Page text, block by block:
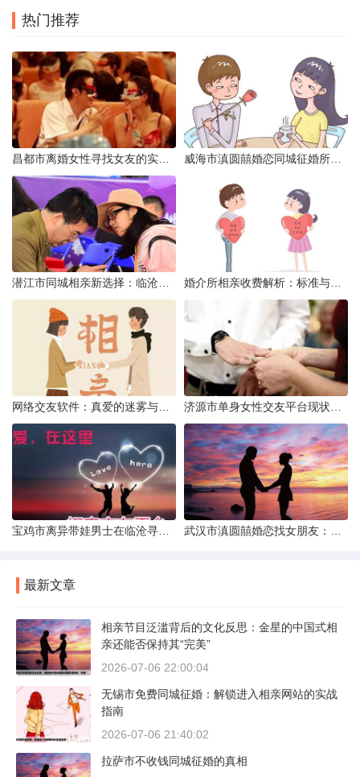
热门推荐
最新文章
相亲节目泛滥背后的文化反思：金星的中国式相
亲还能否保持其“完美”
2026-07-06 22:00:04
无锡市免费同城征婚：解锁进入相亲网站的实战
指南
2026-07-06 21:40:02
拉萨市不收钱同城征婚的真相